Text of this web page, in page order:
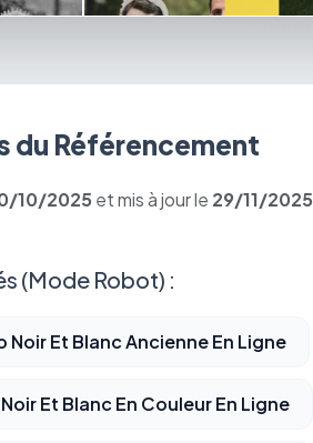
du Référencement
10/2025 et mis à jour le 29/11/2025
(Mode Robot) :
Noir Et Blanc Ancienne En Ligne
Et Blanc En Couleur En Ligne